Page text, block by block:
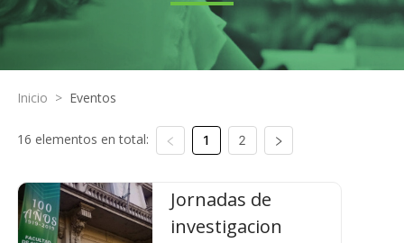
Inicio > Eventos
16 elementos en total: 1 2
Jornadas de
investigacion